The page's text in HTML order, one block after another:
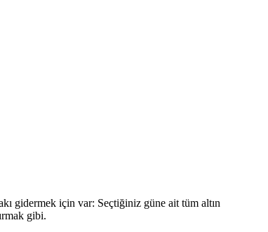
gidermek için var: Seçtiğiniz güne ait tüm altın
gibi.